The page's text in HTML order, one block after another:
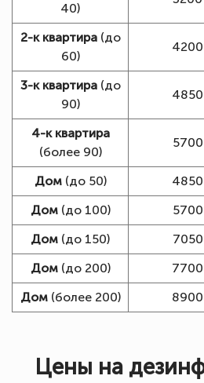
40)
2-к квартира(до
60)
4200
3-к квартира(до
90)
4850
4-к квартира
(более 90)
5700
Дом(до 50) 4850
Дом(до 100) 5700
Дом (до 150) 7050
Дом(до 200) 7700
Дом(более 200) 8900
Цены на